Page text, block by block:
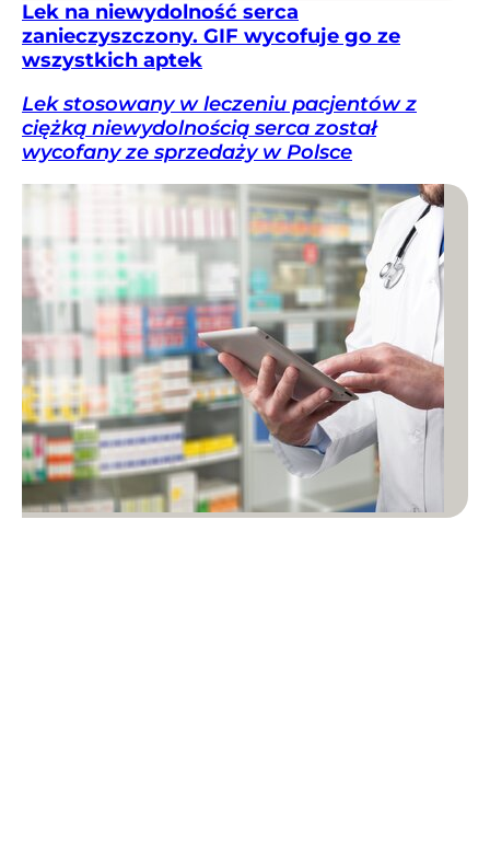
Lek na niewydolność serca
zanieczyszczony. GIF wycofuje go ze
wszystkich aptek
Lek stosowany w leczeniu pacjentów z
ciężką niewydolnością serca został
wycofany ze sprzedaży w Polsce